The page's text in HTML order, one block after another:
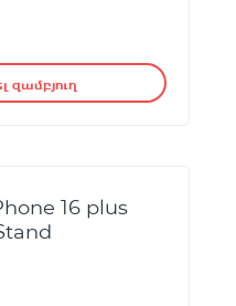
զամբյուղ
16 plus